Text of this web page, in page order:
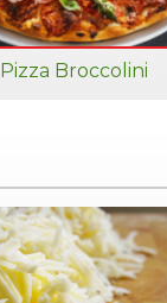
Pizza Broccolini